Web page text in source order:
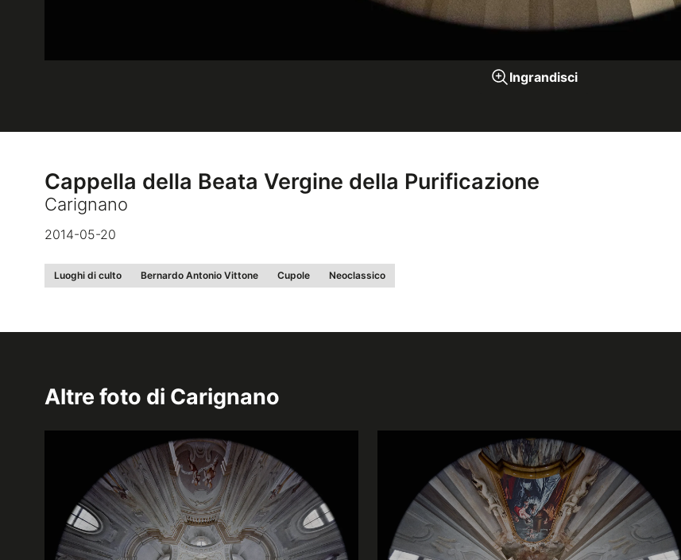
Ingrandisci
Cappella della Beata Vergine della Purificazione
Carignano
2014-05-20
Luoghi di culto Bernardo Antonio Vittone Cupole Neoclassico
Altre foto di Carignano